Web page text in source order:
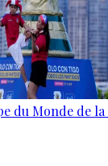
du Monde de la